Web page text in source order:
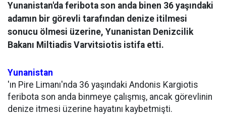
Yunanistan'da feribota son anda binen 36 yaşındaki
adamın bir görevli tarafından denize itilmesi
sonucu ölmesi üzerine, Yunanistan Denizcilik
Bakanı Miltiadis Varvitsiotis istifa etti.
Yunanistan
'ın Pire Limanı'nda 36 yaşındaki Andonis Kargiotis
feribota son anda binmeye çalışmış, ancak görevlinin
denize itmesi üzerine hayatını kaybetmişti.